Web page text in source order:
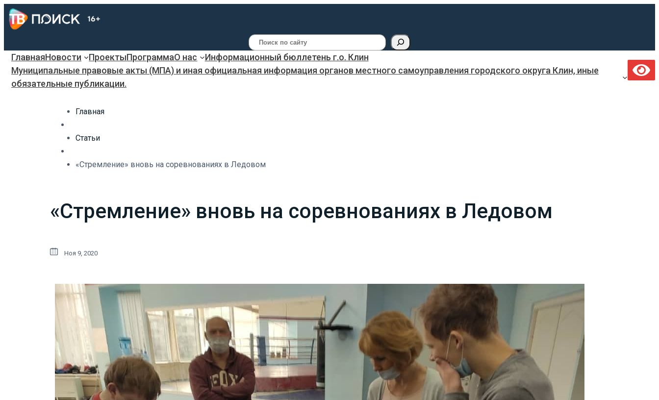
Поиск
ГлавнаяНовости ПроектыПрограммаО нас
Информационный бюллетень г.о. Клин
Муниципальные правовые акты (МПА) и иная официальная информация органов местного самоуправления городского округа Клин, иные
обязательные публикации.
Главная
Статьи
«Стремление» вновь на соревнованиях в Ледовом
«Стремление» вновь на соревнованиях в Ледовом
Ноя 9, 2020